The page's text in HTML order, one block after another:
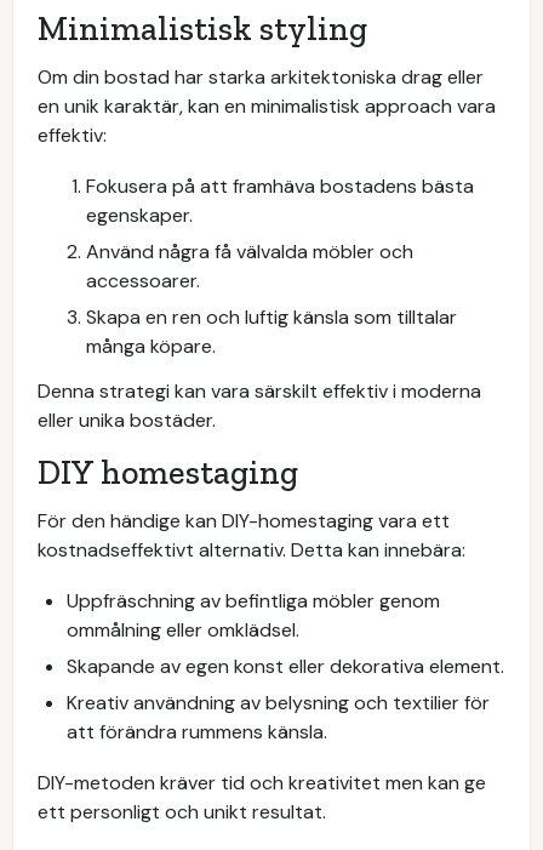
Minimalistisk styling
Om din bostad har starka arkitektoniska drag eller
en unik karaktär, kan en minimalistisk approach vara
effektiv:
Fokusera på att framhäva bostadens bästa
egenskaper.
Använd några få välvalda möbler och
accessoarer.
Skapa en ren och luftig känsla som tilltalar
många köpare.
Denna strategi kan vara särskilt effektiv i moderna
eller unika bostäder.
DIY homestaging
För den händige kan DIY-homestaging vara ett
kostnadseffektivt alternativ. Detta kan innebära:
Uppfräschning av befintliga möbler genom
ommålning eller omklädsel.
Skapande av egen konst eller dekorativa element.
Kreativ användning av belysning och textilier för
att förändra rummens känsla.
DIY-metoden kräver tid och kreativitet men kan ge
ett personligt och unikt resultat.